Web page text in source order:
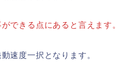
できる点にあると言えます。
速度一択となります。